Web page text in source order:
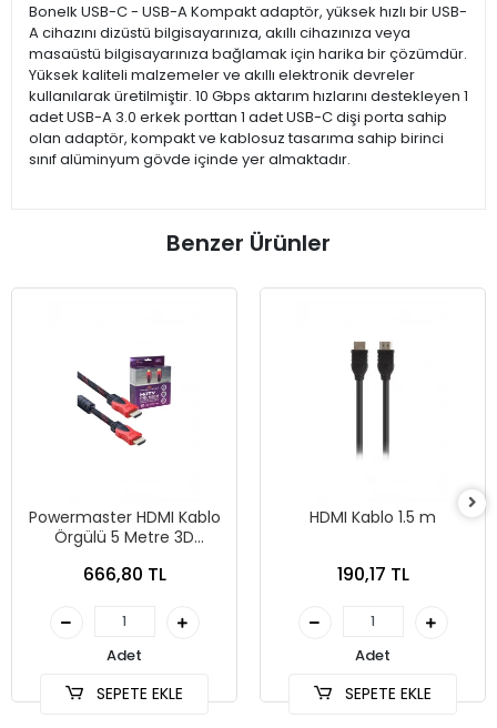
Bonelk USB-C - USB-A Kompakt adaptör, yüksek hızlı bir USB-
A cihazını dizüstü bilgisayarınıza, akıllı cihazınıza veya
masaüstü bilgisayarınıza bağlamak için harika bir çözümdür.
Yüksek kaliteli malzemeler ve akıllı elektronik devreler
kullanılarak üretilmiştir. 10 Gbps aktarım hızlarını destekleyen 1
adet USB-A 3.0 erkek porttan 1 adet USB-C dişi porta sahip
olan adaptör, kompakt ve kablosuz tasarıma sahip birinci
sınıf alüminyum gövde içinde yer almaktadır.
Benzer Ürünler
Powermaster HDMI Kablo
Örgülü 5 Metre 3D
Sunar 1.4 Versiyon
666,80 TL
Adet
SEPETE EKLE
HDMI Kablo 1.5 m
190,17 TL
Adet
SEPETE EKLE